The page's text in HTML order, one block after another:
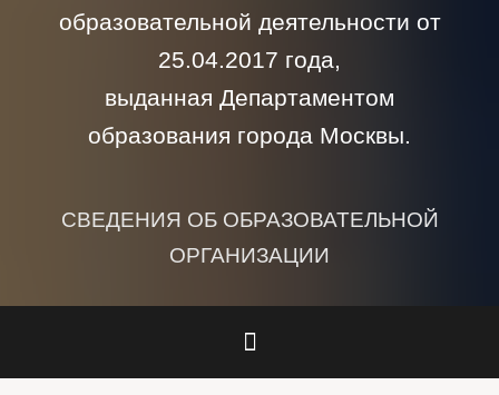
образовательной деятельности от
25.04.2017 года,
выданная Департаментом
образования города Москвы.
СВЕДЕНИЯ ОБ ОБРАЗОВАТЕЛЬНОЙ
ОРГАНИЗАЦИИ